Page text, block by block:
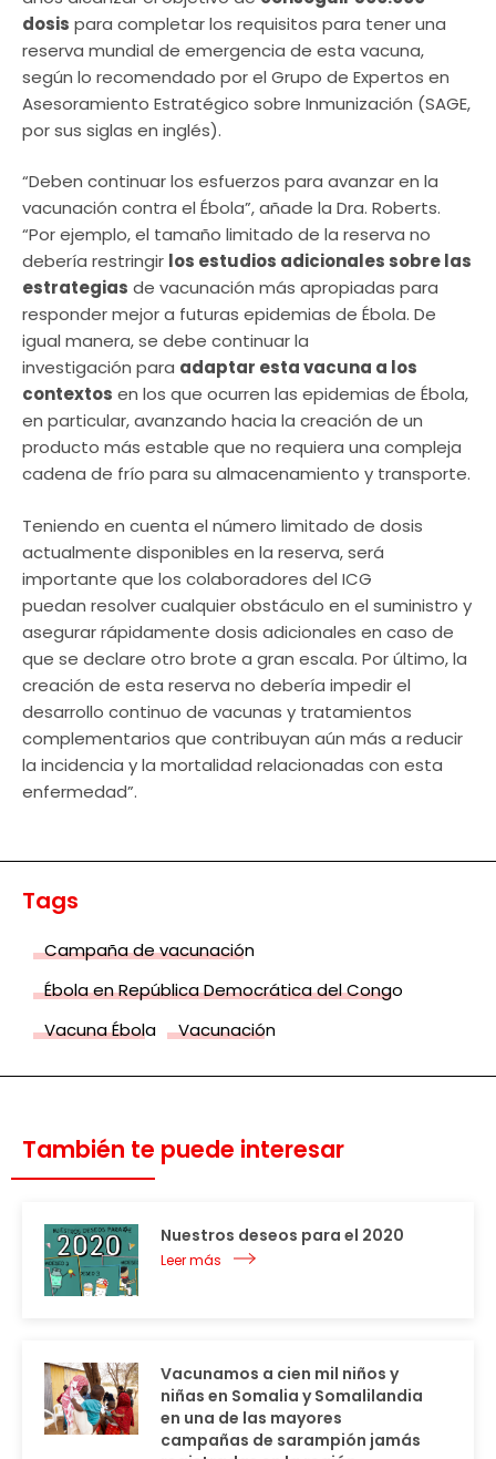
dosis para completar los requisitos para tener una
reserva mundial de emergencia de esta vacuna,
según lo recomendado por el Grupo de Expertos en
Asesoramiento Estratégico sobre Inmunización (SAGE,
por sus siglas en inglés).
“Deben continuar los esfuerzos para avanzar en la
vacunación contra el Ébola”, añade la Dra. Roberts.
“Por ejemplo, el tamaño limitado de la reserva no
debería restringir los estudios adicionales sobre las
estrategias de vacunación más apropiadas para
responder mejor a futuras epidemias de Ébola. De
igual manera, se debe continuar la
investigación para adaptar esta vacuna a los
contextos en los que ocurren las epidemias de Ébola,
en particular, avanzando hacia la creación de un
producto más estable que no requiera una compleja
cadena de frío para su almacenamiento y transporte.
Teniendo en cuenta el número limitado de dosis
actualmente disponibles en la reserva, será
importante que los colaboradores del ICG
puedan resolver cualquier obstáculo en el suministro y
asegurar rápidamente dosis adicionales en caso de
que se declare otro brote a gran escala. Por último, la
creación de esta reserva no debería impedir el
desarrollo continuo de vacunas y tratamientos
complementarios que contribuyan aún más a reducir
la incidencia y la mortalidad relacionadas con esta
enfermedad”.
Tags
Campaña de vacunación
Ébola en República Democrática del Congo
Vacuna Ébola
Vacunación
También te puede interesar
Nuestros deseos para el 2020
Leer más
Vacunamos a cien mil niños y
niñas en Somalia y Somalilandia
en una de las mayores
campañas de sarampión jamás